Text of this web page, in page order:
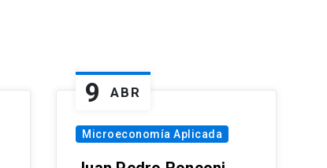
9 ABR
Microeconomía Aplicada